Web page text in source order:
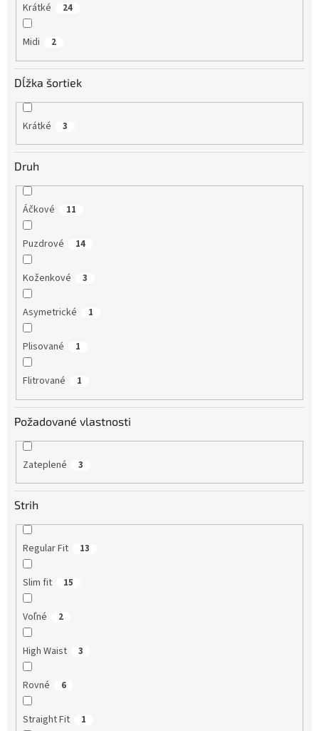
Krátké 24
Midi 2
Dĺžka šortiek
Krátké 3
Druh
Áčkové 11
Puzdrové 14
Koženkové 3
Asymetrické 1
Plisované 1
Flitrované 1
Požadované vlastnosti
Zateplené 3
Strih
Regular Fit 13
Slim fit 15
Voľné 2
High Waist 3
Rovné 6
Straight Fit 1